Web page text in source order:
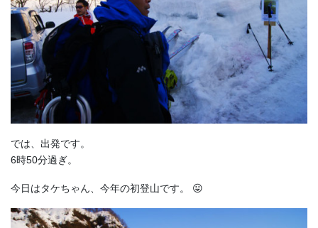
では、出発です。
6時50分過ぎ。
今日はタケちゃん、今年の初登山です。 😛